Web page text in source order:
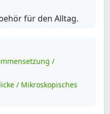
für den Alltag.
/
/ Mikroskopisches